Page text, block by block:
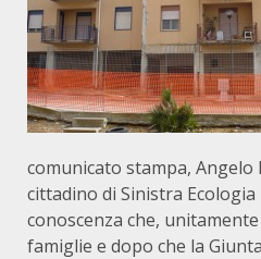
comunicato stampa, Angelo
cittadino di Sinistra
conoscenza che,
famiglie e dopo che la